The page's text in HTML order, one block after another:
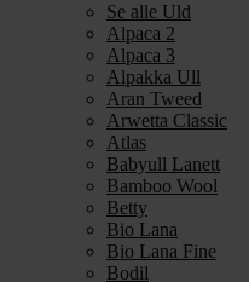
Se alle Uld
Alpaca 2
Alpaca 3
Alpakka Ull
Aran Tweed
Arwetta Classic
Atlas
Babyull Lanett
Bamboo Wool
Betty
Bio Lana
Bio Lana Fine
Bodil